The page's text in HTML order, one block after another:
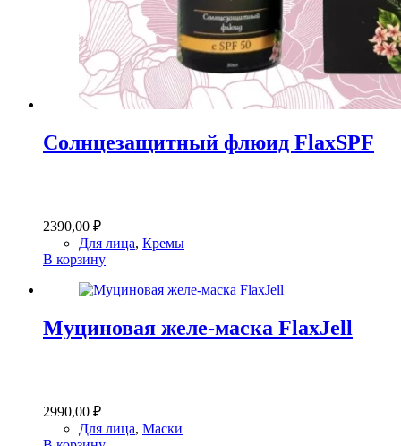
Солнцезащитный флюид FlaxSPF
2390,00 ₽
Для лица, Кремы
В корзину
Муциновая желе-маска FlaxJell
2990,00 ₽
Для лица, Маски